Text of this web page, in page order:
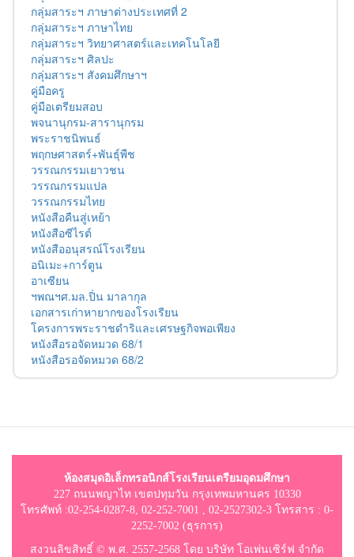
กลุ่มสาระฯ ภาษาต่างประเทศที่ 2
กลุ่มสาระฯ ภาษาไทย
กลุ่มสาระฯ วิทยาศาสตร์และเทคโนโลยี
กลุ่มสาระฯ ศิลปะ
กลุ่มสาระฯ สังคมศึกษาฯ
คู่มือครู
คู่มือเตรียมสอบ
พจนานุกรม-สารานุกรม
พระราชนิพนธ์
พฤกษศาสตร์+พันธุ์พืช
วรรณกรรมเยาวชน
วรรณกรรมแปล
วรรณกรรมไทย
หนังสือคืนสู่เหย้า
หนังสือซีไรต์
หนังสืออนุสรณ์โรงเรียน
อนิเมะ+การ์ตูน
อาเซียน
ฯพณฯศ.มล.ปิ่น มาลากุล
เอกสารเก่าหายากของโรงเรียน
โครงการพระราชดำริและเศรษฐกิจพอเพียง
หนังสือรอจัดหมวด 68/1
หนังสือรอจัดหมวด 68/2
ห้องสมุดอิเล็กทรอนิกส์โรงเรียนเตรียมอุดมศึกษา
227 ถนนพญาไท เขตปทุมวัน กรุงเทพมหานคร 10330
โทรศัพท์ :02-254-0287-8, 02-252-7001 , 02-2527302-3 โทรสาร : 0-
2252-7002 (ธุรการ)
สงวนลิขสิทธิ์ © พ.ศ. 2557-2568 โดย บริษัท โอเพ่นเซิร์ฟ จำกัด